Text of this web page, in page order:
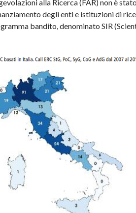
alla Ricerca (FAR) non è
degli enti e istituzioni di
bandito, denominato SIR